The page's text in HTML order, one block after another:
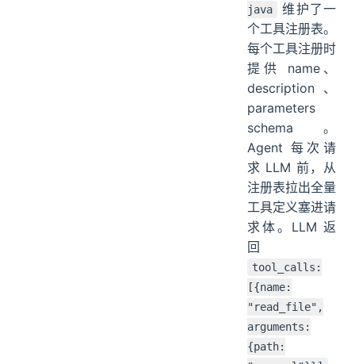
java
维护了一
个工具注册表。
每个工具注册时
提供 name、
description、
parameters
schema。
Agent 每次请
求 LLM 前，从
注册表拉出全量
工具定义塞进请
求体。LLM 返
回
tool_calls:
[{name:
"read_file",
arguments:
{path: